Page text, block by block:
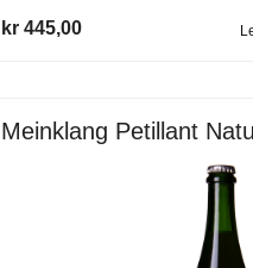
kr 445,00
Meinklang Petillant